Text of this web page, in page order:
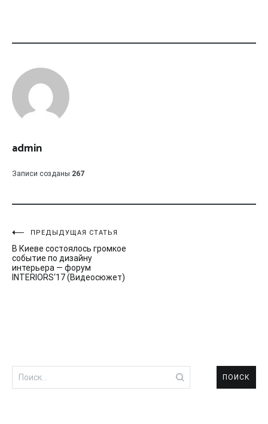
admin
Записи созданы 267
Навигация
по
записям
ПРЕДЫДУЩАЯ СТАТЬЯ
В Киеве состоялось громкое
событие по дизайну
интерьера — форум
INTERIORS‘17 (Видеосюжет)
Найти: